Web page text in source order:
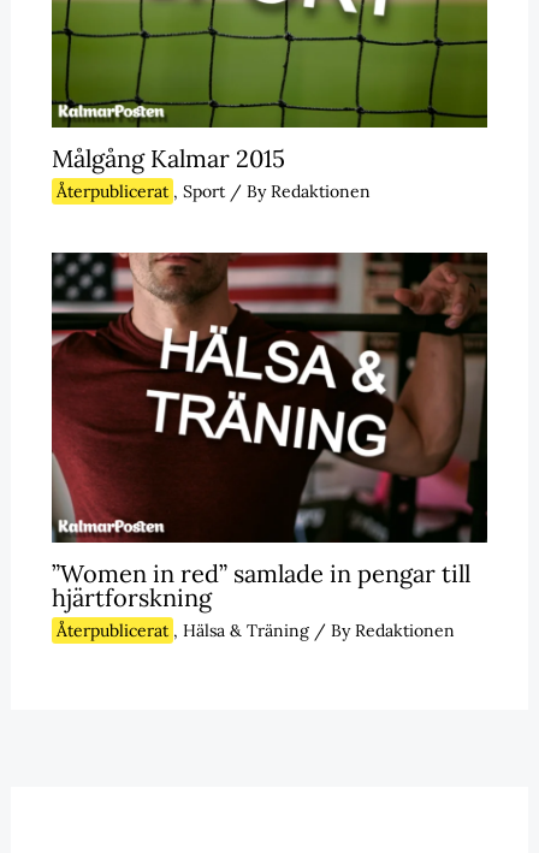
Målgång Kalmar 2015
Återpublicerat , Sport/ ByRedaktionen
”Women in red” samlade in pengar till
hjärtforskning
Återpublicerat , Hälsa & Träning/ ByRedaktionen